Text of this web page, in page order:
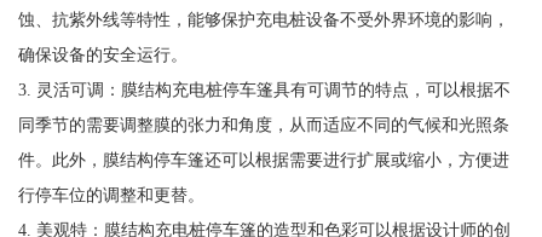
蚀、抗紫外线等特性，能够保护充电桩设备不受外界环境的影响，
确保设备的安全运行。
3. 灵活可调：膜结构充电桩停车篷具有可调节的特点，可以根据不
同季节的需要调整膜的张力和角度，从而适应不同的气候和光照条
件。此外，膜结构停车篷还可以根据需要进行扩展或缩小，方便进
行停车位的调整和更替。
4. 美观特：膜结构充电桩停车篷的造型和色彩可以根据设计师的创